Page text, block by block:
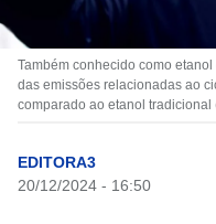
Também conhecido como
das emissões relacionadas ao
comparado ao etanol
EDITORA3
20/12/2024 - 16:50